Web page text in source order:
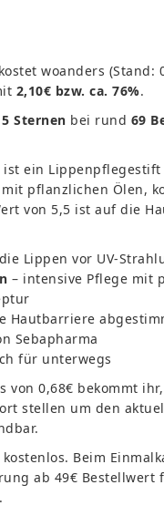
woanders (Stand:
2,10€ bzw. ca. 76%.
Sternen bei rund 69
ist ein
pflanzlichen Ölen,
von 5,5 ist auf die
Lippen vor UV-
– intensive Pflege mit
Hautbarriere
Sebapharma
für unterwegs
von 0,68€ bekommt
stellen um den
Beim
ab 49€